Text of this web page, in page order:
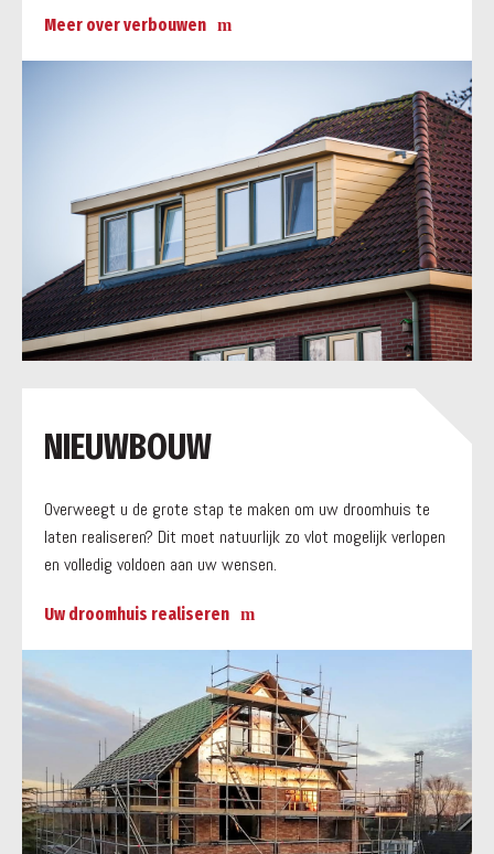
Meer over verbouwen
NIEUWBOUW
Overweegt u de grote stap te maken om uw droomhuis te
laten realiseren? Dit moet natuurlijk zo vlot mogelijk verlopen
en volledig voldoen aan uw wensen.
Uw droomhuis realiseren